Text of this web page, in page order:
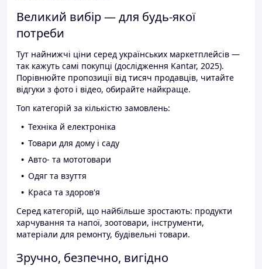
Великий вибір — для будь-якої
потреби
Тут найнижчі ціни серед українських маркетплейсів —
так кажуть самі покупці (дослідження Kantar, 2025).
Порівнюйте пропозиції від тисяч продавців, читайте
відгуки з фото і відео, обирайте найкраще.
Топ категорій за кількістю замовлень:
Техніка й електроніка
Товари для дому і саду
Авто- та мототовари
Одяг та взуття
Краса та здоров'я
Серед категорій, що найбільше зростають: продукти
харчування та напої, зоотовари, інструменти,
матеріали для ремонту, будівельні товари.
Зручно, безпечно, вигідно